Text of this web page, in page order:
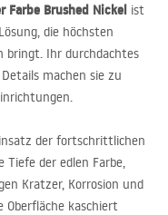
Brushed Nickel ist
die höchsten
bringt. Ihr durchdachtes
machen sie zu
der fortschrittlichen
der edlen Farbe,
Kratzer, Korrosion und
kaschiert